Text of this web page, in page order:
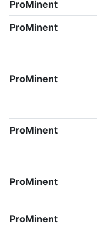
ProMinent
ProMinent
ProMinent
ProMinent
ProMinent
ProMinent